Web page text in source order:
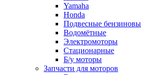
Yamaha
Honda
Подвесные
Водомётные
Электромоторы
Стационарные
Б/у моторы
Запчасти для моторов